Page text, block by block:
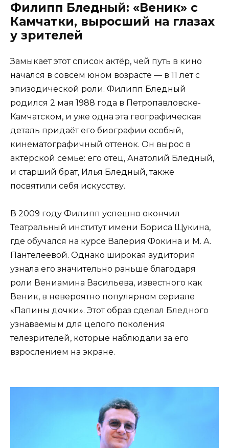
Филипп Бледный: «Веник» с
Камчатки, выросший на глазах
у зрителей
Замыкает этот список актёр, чей путь в кино
начался в совсем юном возрасте — в 11 лет с
эпизодической роли. Филипп Бледный
родился 2 мая 1988 года в Петропавловске-
Камчатском, и уже одна эта географическая
деталь придаёт его биографии особый,
кинематографичный оттенок. Он вырос в
актёрской семье: его отец, Анатолий Бледный,
и старший брат, Илья Бледный, также
посвятили себя искусству.
В 2009 году Филипп успешно окончил
Театральный институт имени Бориса Щукина,
где обучался на курсе Валерия Фокина и М. А.
Пантелеевой. Однако широкая аудитория
узнала его значительно раньше благодаря
роли Вениамина Васильева, известного как
Веник, в невероятно популярном сериале
«Папины дочки». Этот образ сделал Бледного
узнаваемым для целого поколения
телезрителей, которые наблюдали за его
взрослением на экране.